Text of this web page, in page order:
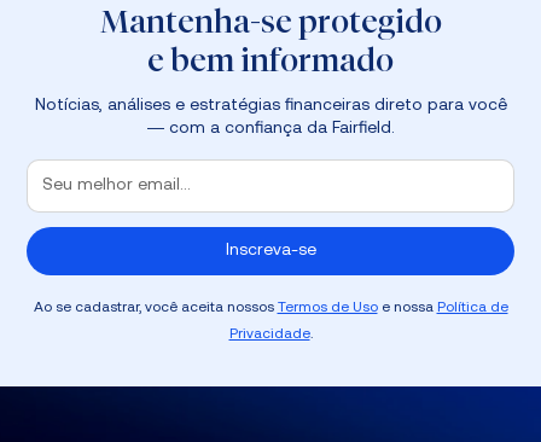
Mantenha-se protegido
e bem informado
Notícias, análises e estratégias financeiras direto para você
— com a confiança da Fairfield.
Ao se cadastrar, você aceita nossos Termos de Usoe nossa Política de
Privacidade.